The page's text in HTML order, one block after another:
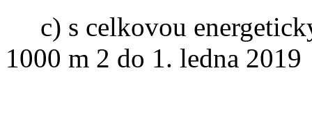
c) s celkovou
1000 m 2 do 1. ledna 2019